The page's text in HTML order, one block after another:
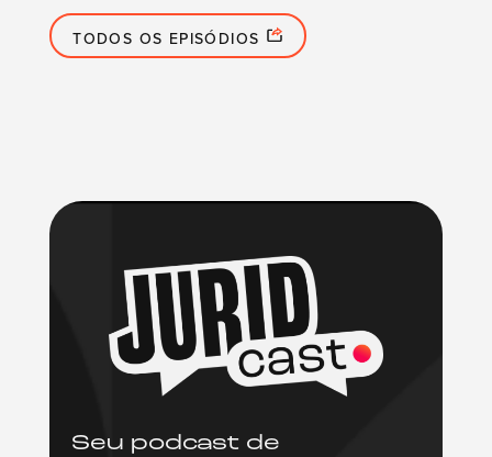
TODOS OS EPISÓDIOS
Seu podcast de